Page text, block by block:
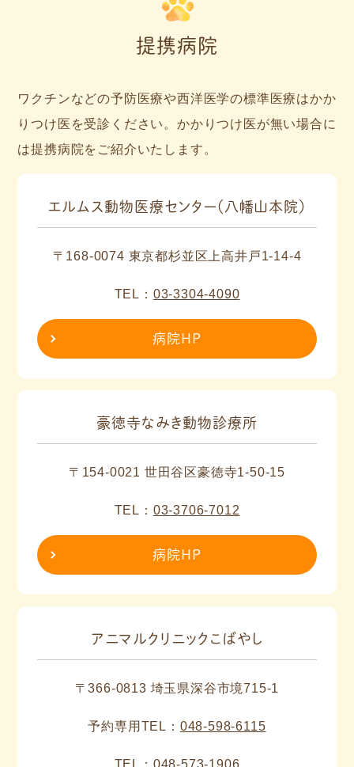
提携病院
ワクチンなどの予防医療や西洋医学の標準医療はかか
りつけ医を受診ください。かかりつけ医が無い場合に
は提携病院をご紹介いたします。
エルムス動物医療センター（八幡山本院）
〒168-0074 東京都杉並区上高井戸1-14-4
TEL： 03-3304-4090
病院HP
豪徳寺なみき動物診療所
〒154-0021 世田谷区豪徳寺1-50-15
TEL： 03-3706-7012
病院HP
アニマルクリニックこばやし
〒366-0813 埼玉県深谷市境715-1
予約専用TEL： 048-598-6115
TEL： 048-573-1906